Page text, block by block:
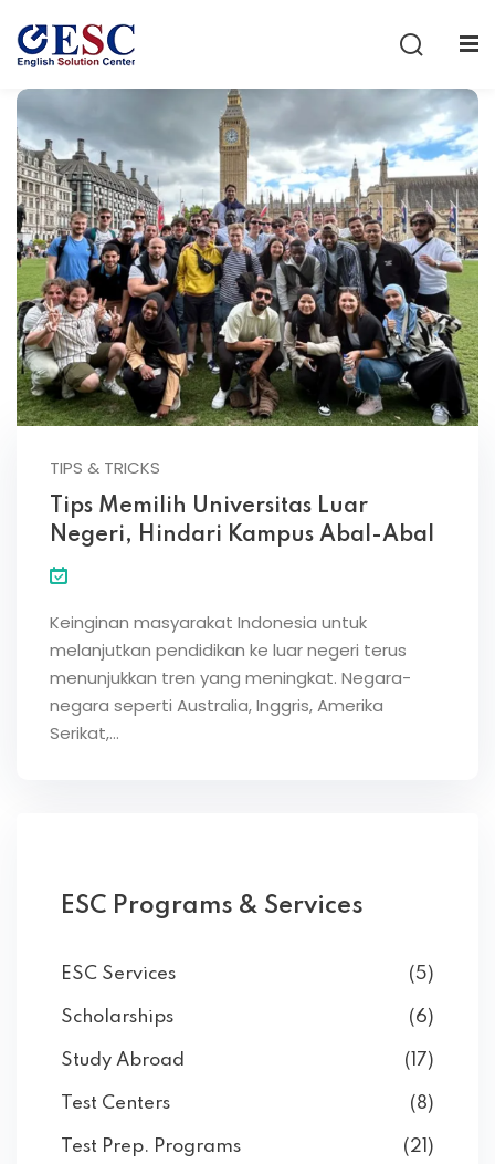
TIPS & TRICKS
Tips Memilih Universitas Luar
Negeri, Hindari Kampus Abal-Abal
Keinginan masyarakat Indonesia untuk
melanjutkan pendidikan ke luar negeri terus
menunjukkan tren yang meningkat. Negara-
negara seperti Australia, Inggris, Amerika
Serikat,…
ESC Programs & Services
ESC Services (5)
Scholarships (6)
Study Abroad (17)
Test Centers (8)
Test Prep. Programs (21)
Sign in
Don’t have an account?Sign up
Remember me Lost your password?